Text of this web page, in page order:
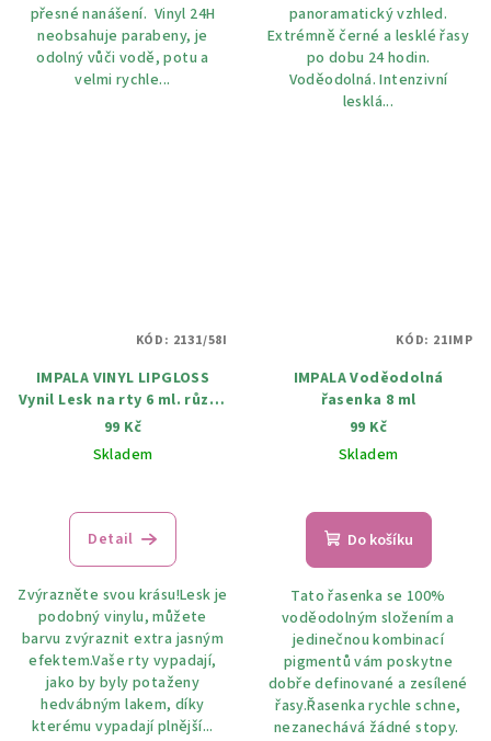
přesné nanášení. Vinyl 24H
neobsahuje parabeny, je
odolný vůči vodě, potu a
velmi rychle...
panoramatický vzhled.
Extrémně černé a lesklé řasy
po dobu 24 hodin.
Voděodolná. Intenzivní
lesklá...
IMPALA VINYL LIPGLOSS
Vynil Lesk na rty 6 ml. různé
odstiny
99 Kč
Skladem
Detail
Zvýrazněte svou krásu!Lesk je
podobný vinylu, můžete
barvu zvýraznit extra jasným
efektem.Vaše rty vypadají,
jako by byly potaženy
hedvábným lakem, díky
kterému vypadají plnější...
KÓD: 2131/58I
IMPALA Voděodolná
řasenka 8 ml
99 Kč
Skladem
hodnocení
produktu
z
5
hvězdiček.
Do košíku
Tato řasenka se 100%
voděodolným složením a
jedinečnou kombinací
pigmentů vám poskytne
dobře definované a zesílené
řasy.Řasenka rychle schne,
nezanechává žádné stopy.
KÓD: 21IMP